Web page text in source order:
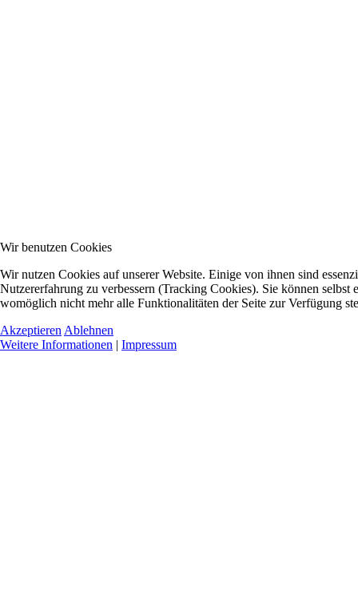
Wir benutzen Cookies
Wir nutzen Cookies auf unserer Website. Einige von ihnen sind
Nutzererfahrung zu verbessern (Tracking Cookies). Sie können
womöglich nicht mehr alle Funktionalitäten der Seite zur Verfügung
Akzeptieren Ablehnen
Weitere Informationen | Impressum